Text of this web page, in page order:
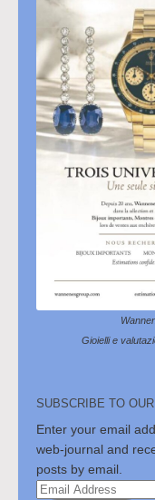
Gioielli e
SUBSCRIBE TO
Enter your email
web-journal and
posts by email.
Email